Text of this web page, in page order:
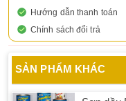
Hướng dẫn thanh toán
Chính sách đổi trả
SẢN PHẨM KHÁC